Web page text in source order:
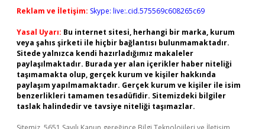
Reklam ve İletişim: Skype: live:.cid.575569c608265c69
Yasal Uyarı: Bu internet sitesi, herhangi bir marka, kurum
veya şahıs şirketi ile hiçbir bağlantısı bulunmamaktadır.
Sitede yalnızca kendi hazırladığımız makaleler
paylaşılmaktadır. Burada yer alan içerikler haber niteliği
taşımamakta olup, gerçek kurum ve kişiler hakkında
paylaşım yapılmamaktadır. Gerçek kurum ve kişiler ile isim
benzerlikleri tamamen tesadüfidir. Sitemizdeki bilgiler
taslak halindedir ve tavsiye niteliği taşımazlar.